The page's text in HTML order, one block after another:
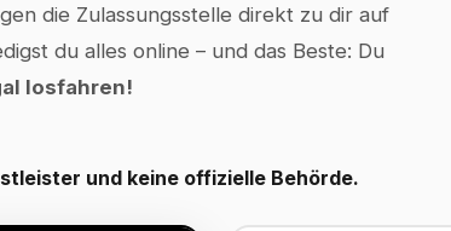
die Zulassungsstelle direkt zu dir auf
du alles online – und das Beste: Du
losfahren!
und keine offizielle Behörde.